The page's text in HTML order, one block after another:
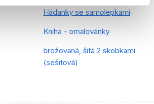
Hádanky se samolepkami
Kniha - omalovánky
brožovaná, šitá 2 skobkami
(sešitová)